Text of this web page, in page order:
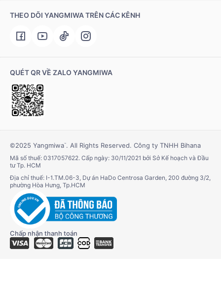
THEO DÕI YANGMIWA TRÊN CÁC KÊNH
QUÉT QR VỀ ZALO YANGMIWA
©2025 Yangmiwa™. All Rights Reserved. Công ty TNHH Bihana
Mã số thuế: 0317057622. Cấp ngày: 30/11/2021 bởi Sở Kế hoạch và Đầu
tư Tp. HCM
Địa chỉ thuế: I-1.TM.06-3, Dự án HaDo Centrosa Garden, 200 đường 3/2,
phường Hòa Hưng, Tp.HCM
Chấp nhận thanh toán